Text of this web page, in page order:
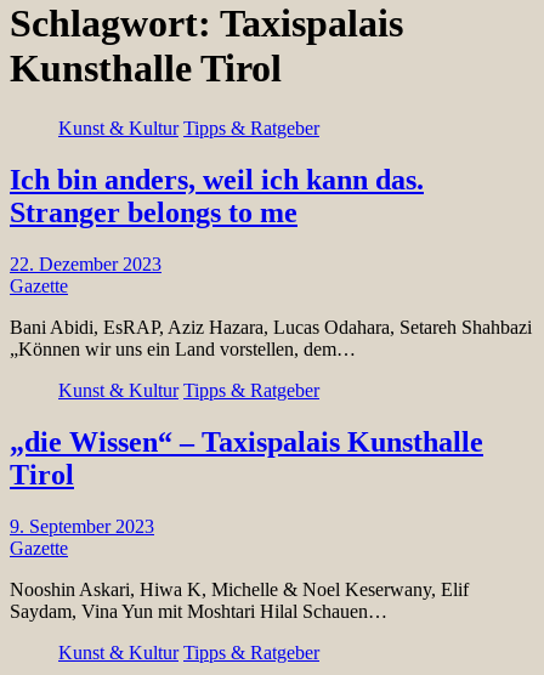
Schlagwort: Taxispalais
Kunsthalle Tirol
Kunst & Kultur Tipps & Ratgeber
Ich bin anders, weil ich kann das.
Stranger belongs to me
22. Dezember 2023
Gazette
Bani Abidi, EsRAP, Aziz Hazara, Lucas Odahara, Setareh Shahbazi
„Können wir uns ein Land vorstellen, dem…
Kunst & Kultur Tipps & Ratgeber
„die Wissen“ – Taxispalais Kunsthalle
Tirol
9. September 2023
Gazette
Nooshin Askari, Hiwa K, Michelle & Noel Keserwany, Elif
Saydam, Vina Yun mit Moshtari Hilal Schauen…
Kunst & Kultur Tipps & Ratgeber